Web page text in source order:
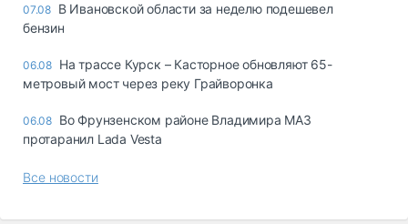
07.08 В Ивановской области за неделю подешевел
бензин
06.08 На трассе Курск – Касторное обновляют 65-
метровый мост через реку Грайворонка
06.08 Во Фрунзенском районе Владимира МАЗ
протаранил Lada Vesta
Все новости